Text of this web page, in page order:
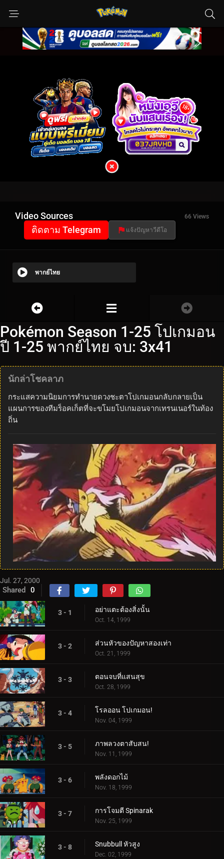
Video Sources 66 Views
ติดตาม Telegram แจ้งปัญหาวีดีโอ
พากย์ไทย
Pokémon Season 1-25 โปเกมอน
ปี 1-25 พากย์ไทย จบ: 3x41
นักล่าโชคลาภ
กระแสความนิยมการทำนายดวงชะตาโปเกมอนกลับกลายเป็น
แผนการของทีมร็อคเก็ตที่จะขโมยโปเกมอนจากเทรนเนอร์ในท้อง
ถิ่น
Jul. 27, 2000
Shared 0
3 - 1 อย่าแตะต้องสิ่งนั้น
Oct. 14, 1999
3 - 2 ส่วนหัวของปัญหาสองเท่า
Oct. 21, 1999
3 - 3 ตอนจบที่แสนสุข
Oct. 28, 1999
3 - 4 โรลออน โปเกมอน!
Nov. 04, 1999
3 - 5 ภาพลวงตาสับสน!
Nov. 11, 1999
3 - 6 พลังดอกไม้
Nov. 18, 1999
3 - 7 การโจมตี Spinarak
Nov. 25, 1999
3 - 8 Snubbull หัวสูง
Dec. 02, 1999